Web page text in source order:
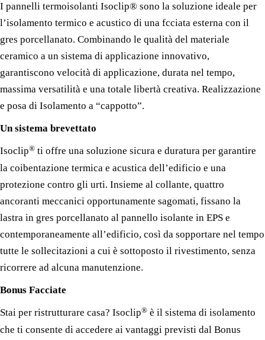
I pannelli termoisolanti Isoclip® sono la soluzione ideale per
l’isolamento termico e acustico di una fcciata esterna con il
gres porcellanato. Combinando le qualità del materiale
ceramico a un sistema di applicazione innovativo,
garantiscono velocità di applicazione, durata nel tempo,
massima versatilità e una totale libertà creativa. Realizzazione
e posa di Isolamento a “cappotto”.
Un sistema brevettato
Isoclip® ti offre una soluzione sicura e duratura per garantire
la coibentazione termica e acustica dell’edificio e una
protezione contro gli urti. Insieme al collante, quattro
ancoranti meccanici opportunamente sagomati, fissano la
lastra in gres porcellanato al pannello isolante in EPS e
contemporaneamente all’edificio, così da sopportare nel tempo
tutte le sollecitazioni a cui è sottoposto il rivestimento, senza
ricorrere ad alcuna manutenzione.
Bonus Facciate
Stai per ristrutturare casa? Isoclip® è il sistema di isolamento
che ti consente di accedere ai vantaggi previsti dal Bonus